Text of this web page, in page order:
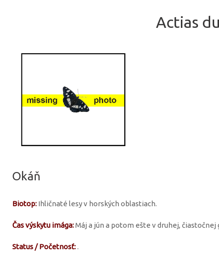
Actias
Okáň
Biotop: Ihličnaté lesy v horských oblastiach.
Čas výskytu imága:Máj a jún a potom ešte v druhej, čiastočnej
Status / Početnosť:.